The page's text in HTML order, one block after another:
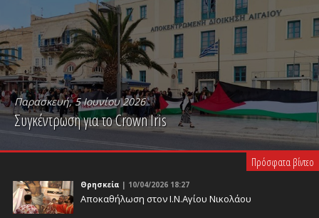
Παρασκευή, 5 Ιουνίου 2026
Συγκέντρωση για το Crown Iris
PLAY VIDEO
Πρόσφατα βίντεο
Θρησκεία | 10/04/2026 18:27
Αποκαθήλωση στον Ι.Ν.Αγίου Νικολάου